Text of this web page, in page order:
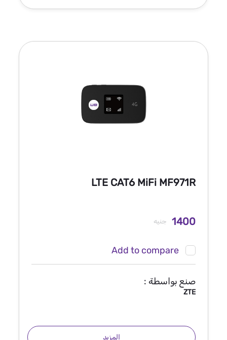
LTE CAT6 MiFi MF971R
1400 جنيه
Add to compare
صنع بواسطة :
ZTE
المزيد